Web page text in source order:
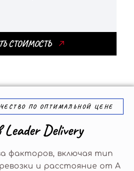
СТОИМОСТЬ
ПО ОПТИМАЛЬНОЙ ЦЕНЕ
Leader Delivery
факторов, включая тип
и расстояние от А